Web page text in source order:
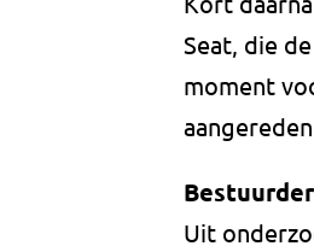
Seat, die
moment
Uit